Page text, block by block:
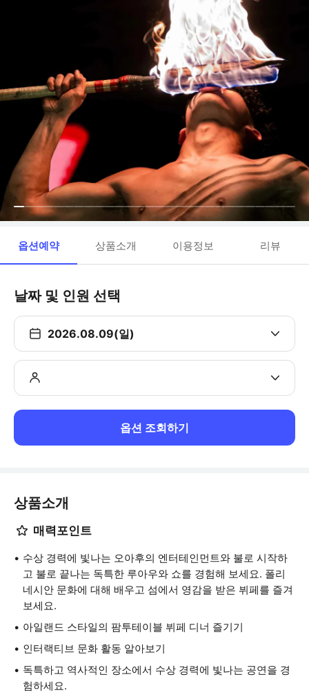
옵션예약 상품소개 이용정보 리뷰
날짜 및 인원 선택
2026.08.09(일)
옵션 조회하기
상품소개
매력포인트
수상 경력에 빛나는 오아후의 엔터테인먼트와 불로 시작하
고 불로 끝나는 독특한 루아우와 쇼를 경험해 보세요. 폴리
네시안 문화에 대해 배우고 섬에서 영감을 받은 뷔페를 즐겨
보세요.
아일랜드 스타일의 팜투테이블 뷔페 디너 즐기기
인터랙티브 문화 활동 알아보기
독특하고 역사적인 장소에서 수상 경력에 빛나는 공연을 경
험하세요.